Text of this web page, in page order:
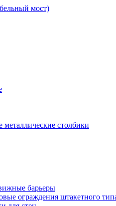
мост)
столбики
барьеры
ограждения штакетного